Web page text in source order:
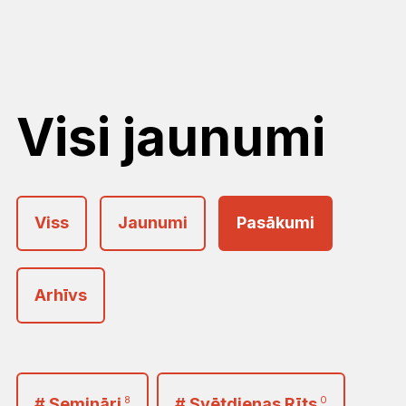
Visi jaunumi
Viss Jaunumi Pasākumi
Arhīvs
Janvāris
Februāris
Marts
8 0